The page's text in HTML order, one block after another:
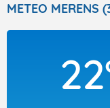
METEO MERENS